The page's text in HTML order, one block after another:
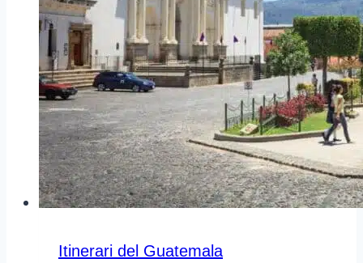
Itinerari del Guatemala